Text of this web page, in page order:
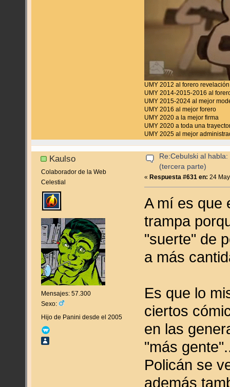
UMY 2012 al forero revelación
UMY 2014-2015-2016 al
UMY 2015-2024 al mejor
UMY 2016 al mejor forero
UMY 2020 a la mejor firma
UMY 2020 a toda una
UMY 2025 al mejor
Kaulso
Colaborador de la Web
Celestial
Mensajes: 57.300
Sexo:
Hijo de Panini desde el 2005
Re:Cebulski al
(tercera parte)
« Respuesta #631 en: 24
A mí es que
trampa
"suerte" de
a más
Es que lo
ciertos
en las
"más
Policán se
además